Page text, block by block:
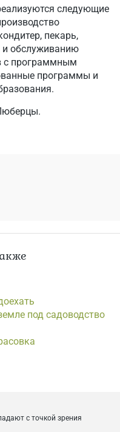
следующие
пекарь,
и обслуживанию
с программным
программы и
под садоводство
с точкой зрения